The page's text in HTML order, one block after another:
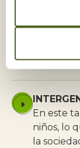
Este
cine,
En este
niños, lo
la